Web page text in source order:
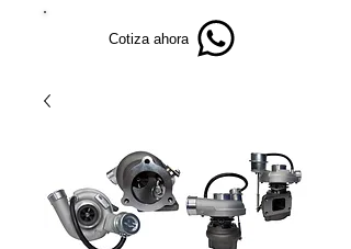
Cotiza ahora